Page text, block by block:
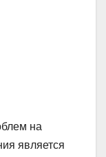
на
является